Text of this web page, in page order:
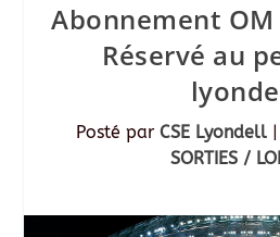
Abonnement OM
Réservé au
Posté par CSE Lyondell |
SORTIES /